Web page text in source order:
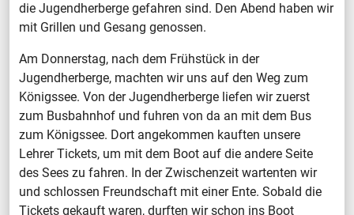
die Jugendherberge gefahren sind. Den Abend haben wir
mit Grillen und Gesang genossen.
Am Donnerstag, nach dem Frühstück in der
Jugendherberge, machten wir uns auf den Weg zum
Königssee. Von der Jugendherberge liefen wir zuerst
zum Busbahnhof und fuhren von da an mit dem Bus
zum Königssee. Dort angekommen kauften unsere
Lehrer Tickets, um mit dem Boot auf die andere Seite
des Sees zu fahren. In der Zwischenzeit wartenten wir
und schlossen Freundschaft mit einer Ente. Sobald die
Tickets gekauft waren, durften wir schon ins Boot